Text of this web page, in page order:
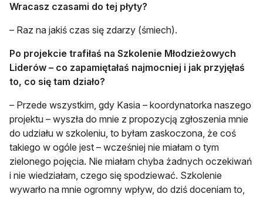
Wracasz czasami do tej płyty?
– Raz na jakiś czas się zdarzy (śmiech).
Po projekcie trafiłaś na Szkolenie Młodzieżowych
Liderów – co zapamiętałaś najmocniej i jak przyjęłaś
to, co się tam działo?
– Przede wszystkim, gdy Kasia – koordynatorka naszego
projektu – wyszła do mnie z propozycją zgłoszenia mnie
do udziału w szkoleniu, to byłam zaskoczona, że coś
takiego w ogóle jest – wcześniej nie miałam o tym
zielonego pojęcia. Nie miałam chyba żadnych oczekiwań
i nie wiedziałam, czego się spodziewać. Szkolenie
wywarło na mnie ogromny wpływ, do dziś doceniam to,